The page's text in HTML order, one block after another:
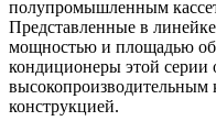
полупромышленным
Представленные в
мощностью и площадью
кондиционеры этой серии
конструкцией.